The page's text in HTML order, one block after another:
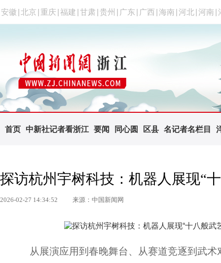
安徽 北京 重庆 福建 甘肃 贵州 广东 广西 海南 河北 河南
首页 中新社记者看浙江 要闻 同心圆 区县 名记者名栏目
探访杭州宇树科技：机器人展现“
2026-02-27 14:34:52 来源：中国新闻网
从展演应用到春晚舞台、从赛道竞逐到武术